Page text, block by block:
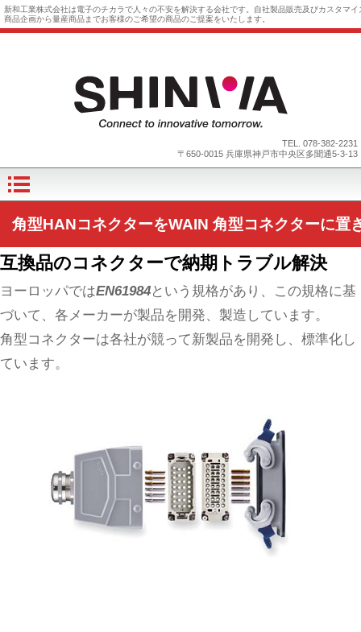
新和工業株式会社は電子のチカラで人々の不安を解決する会社です。自社製品販売及びカスタマイ
商品企画から量産商品までお客様のご希望の商品のご提案をいたします。
TEL. 078-382-2231
〒650-0015 兵庫県神戸市中央区多聞通5-3-13
角型HANコネクターをWAIN 角型コネクターに置
互換品のコネクターで納期トラブル解決
ヨーロッパではEN61984という規格があり、この規格に基
づいて、各メーカーが製品を開発、製造しています。
角型コネクターは各社が競って新製品を開発し、標準化し
ています。